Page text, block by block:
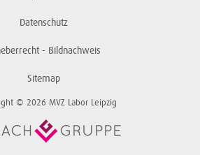
Datenschutz
- Bildnachweis
Sitemap
© 2026 MVZ Labor Leipzig